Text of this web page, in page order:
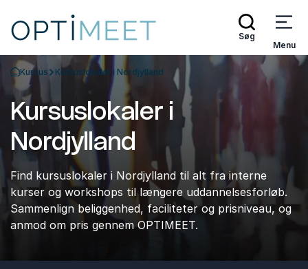
Søg
Menu
Tilbage til forsiden
Kursus Kursuslokaler i Nordjylland
Kursuslokaler i
Nordjylland
Find kursuslokaler i Nordjylland til alt fra interne
kurser og workshops til længere uddannelsesforløb.
Sammenlign beliggenhed, faciliteter og prisniveau, og
anmod om pris gennem OPTIMEET.